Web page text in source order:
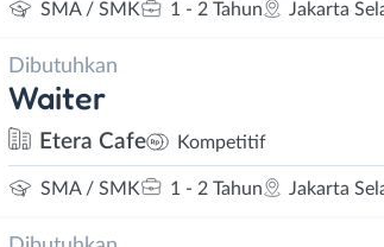
SMA / SMK 1 - 2 Tahun Jakarta
Dibutuhkan
Waiter
Etera Cafe Kompetitif
SMA / SMK 1 - 2 Tahun Jakarta